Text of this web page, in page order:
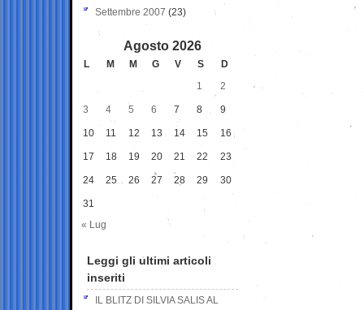
Settembre 2007 (23)
Agosto 2026
L M M G V S
D
1
2
3 4 5 6 7 8 9
10 11 12 13 14 15 16
17 18 19 20 21 22 23
24 25 26 27 28 29 30
31
« Lug
Leggi gli ultimi articoli
inseriti
IL BLITZ DI SILVIA SALIS AL